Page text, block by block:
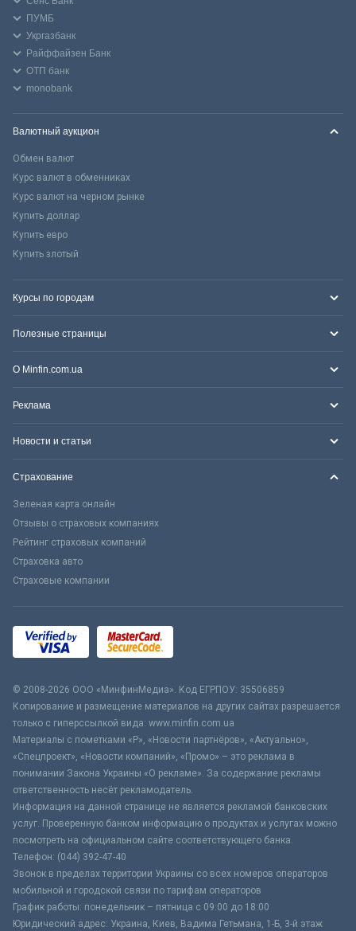
ПУМБ
Укргазбанк
Райффайзен Банк
ОТП банк
monobank
Валютный аукцион
Обмен валют
Курс валют в обменниках
Курс валют на черном рынке
Купить доллар
Купить евро
Купить злотый
Курсы по городам
Полезные страницы
О Minfin.com.ua
Реклама
Новости и статьи
Страхование
Зеленая карта онлайн
Отзывы о страховых компаниях
Рейтинг страховых компаний
Страховка авто
Страховые компании
© 2008-2026 ООО «МинфинМедиа». Код ЕГРПОУ: 35506859
Копирование и размещение материалов на других сайтах разрешается
только с гиперссылкой вида: www.minfin.com.ua
Материалы с пометками «Р», «Новости партнёров», «Актуально»,
«Спецпроект», «Новости компаний», «Промо» – это реклама в
понимании Закона Украины «О рекламе». За содержание рекламы
ответственность несёт рекламодатель.
Информация на данной странице не является рекламой банковских
услуг. Проверенную банком информацию о продуктах и услугах можно
посмотреть на официальном сайте соответствующего банка.
Телефон: (044) 392-47-40
Звонок в пределах территории Украины со всех номеров операторов
мобильной и городской связи по тарифам операторов
График работы: понедельник – пятница с 09:00 до 18:00
Юридический адрес: Украина, Киев, Вадима Гетьмана, 1-Б, 3-й этаж